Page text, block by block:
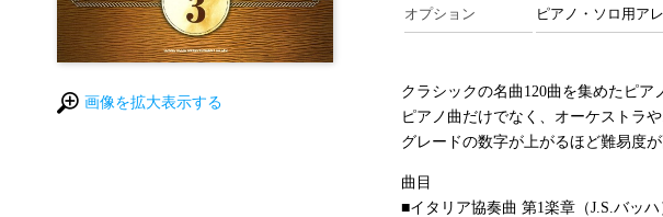
画像を拡大表示する
オプション ピアノ・ソロ用ア
クラシックの名曲120曲を集めたピア
ピアノ曲だけでなく、オーケストラ
グレードの数字が上がるほど難易度が
曲目
■イタリア協奏曲 第1楽章（J.S.バッハ